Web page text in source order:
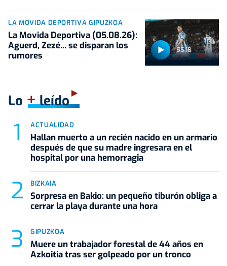
55:18
LA MOVIDA DEPORTIVA GIPUZKOA
La Movida Deportiva (05.08.26):
Aguerd, Zezé... se disparan los
rumores
Lo +leído
ACTUALIDAD
Hallan muerto a un recién nacido en un armario
después de que su madre ingresara en el
hospital por una hemorragia
BIZKAIA
Sorpresa en Bakio: un pequeño tiburón obliga a
cerrar la playa durante una hora
GIPUZKOA
Muere un trabajador forestal de 44 años en
Azkoitia tras ser golpeado por un tronco